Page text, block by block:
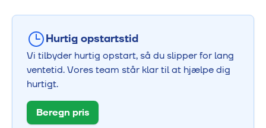
Hurtig opstartstid
Vi tilbyder hurtig opstart, så du slipper for lang
ventetid. Vores team står klar til at hjælpe dig
hurtigt.
Beregn pris